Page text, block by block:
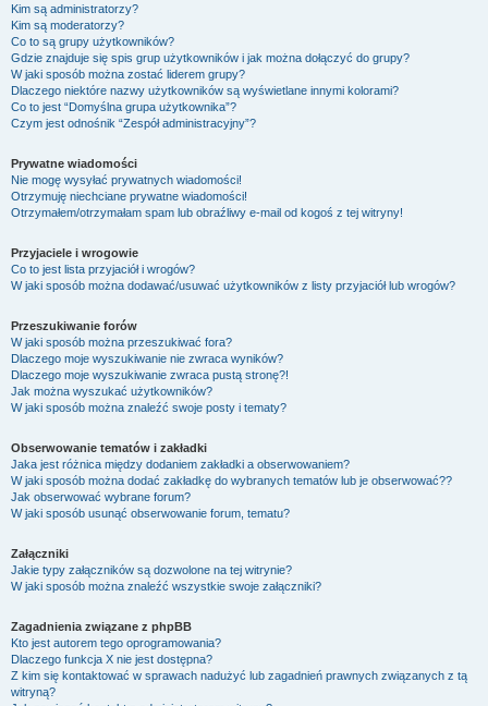
Kim są administratorzy?
Kim są moderatorzy?
Co to są grupy użytkowników?
Gdzie znajduje się spis grup użytkowników i jak można dołączyć do grupy?
W jaki sposób można zostać liderem grupy?
Dlaczego niektóre nazwy użytkowników są wyświetlane innymi kolorami?
Co to jest “Domyślna grupa użytkownika”?
Czym jest odnośnik “Zespół administracyjny”?
Prywatne wiadomości
Nie mogę wysyłać prywatnych wiadomości!
Otrzymuję niechciane prywatne wiadomości!
Otrzymałem/otrzymałam spam lub obraźliwy e-mail od kogoś z tej witryny!
Przyjaciele i wrogowie
Co to jest lista przyjaciół i wrogów?
W jaki sposób można dodawać/usuwać użytkowników z listy przyjaciół lub wrogów?
Przeszukiwanie forów
W jaki sposób można przeszukiwać fora?
Dlaczego moje wyszukiwanie nie zwraca wyników?
Dlaczego moje wyszukiwanie zwraca pustą stronę?!
Jak można wyszukać użytkowników?
W jaki sposób można znaleźć swoje posty i tematy?
Obserwowanie tematów i zakładki
Jaka jest różnica między dodaniem zakładki a obserwowaniem?
W jaki sposób można dodać zakładkę do wybranych tematów lub je obserwować??
Jak obserwować wybrane forum?
W jaki sposób usunąć obserwowanie forum, tematu?
Załączniki
Jakie typy załączników są dozwolone na tej witrynie?
W jaki sposób można znaleźć wszystkie swoje załączniki?
Zagadnienia związane z phpBB
Kto jest autorem tego oprogramowania?
Dlaczego funkcja X nie jest dostępna?
Z kim się kontaktować w sprawach nadużyć lub zagadnień prawnych związanych z tą
witryną?